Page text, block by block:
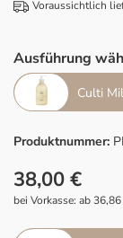
Voraussichtlich
Ausführung
Produktnummer:
38,00 €
bei Vorkasse: ab